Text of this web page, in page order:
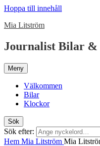
Hoppa till innehåll
Mia Litström
Journalist Bilar
Meny
Välkommen
Bilar
Klockor
Sök
Sök efter:
Hem Mia Litström Mia